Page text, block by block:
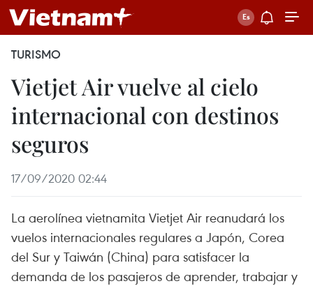
TURISMO
Vietjet Air vuelve al cielo
internacional con destinos
seguros
17/09/2020 02:44
La aerolínea vietnamita Vietjet Air reanudará los
vuelos internacionales regulares a Japón, Corea
del Sur y Taiwán (China) para satisfacer la
demanda de los pasajeros de aprender, trabajar y